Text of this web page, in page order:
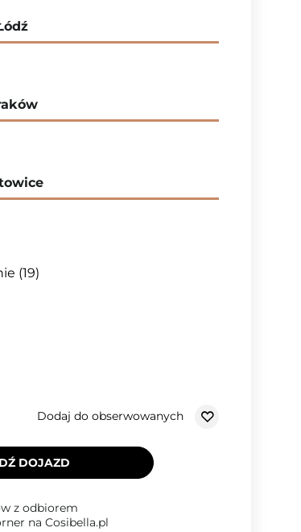
19
Dodaj do obserwowanych
DOJAZD
z odbiorem
na Cosibella.pl